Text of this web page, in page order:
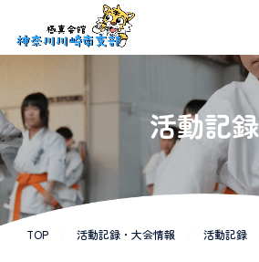
活動記録
TOP 活動記録・大会情報 活動記録